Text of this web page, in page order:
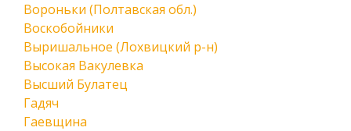
Вороньки (Полтавская обл.)
Воскобойники
Выришальное (Лохвицкий р-н)
Высокая Вакулевка
Высший Булатец
Гадяч
Гаевщина